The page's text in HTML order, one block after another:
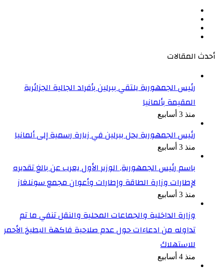
أحدث المقالات
رئيس الجمهورية يلتقي ببرلين بأفراد الجالية الجزائرية
المقيمة بألمانيا
منذ 3 أسابيع
رئيس الجمهورية يحل ببرلين في زيارة رسمية إلى ألمانيا
منذ 3 أسابيع
باسم رئيس الجمهورية, الوزير الأول يعرب عن بالغ تقديره
لإطارات وزارة الطاقة وإطارات وأعوان مجمع سونلغاز
منذ 3 أسابيع
وزارة الداخلية والجماعات المحلية والنقل تنفي ما تم
تداوله من ادعاءات حول عدم صلاحية فاكهة البطيخ الأحمر
للاستهلاك
منذ 4 أسابيع